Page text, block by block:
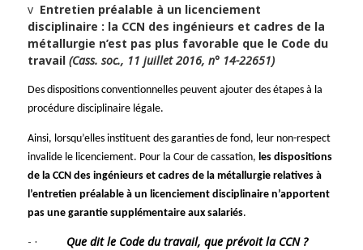
v Entretien préalable à un licenciement
disciplinaire : la CCN des ingénieurs et cadres de la
métallurgie n’est pas plus favorable que le Code du
travail (Cass. soc., 11 juillet 2016, n° 14-22651)
Des dispositions conventionnelles peuvent ajouter des étapes à la
procédure disciplinaire légale.
Ainsi, lorsqu’elles instituent des garanties de fond, leur non-respect
invalide le licenciement. Pour la Cour de cassation, les dispositions
de la CCN des ingénieurs et cadres de la métallurgie relatives à
l’entretien préalable à un licenciement disciplinaire n’apportent
pas une garantie supplémentaire aux salariés.
· Que dit le Code du travail, que prévoit la CCN ?